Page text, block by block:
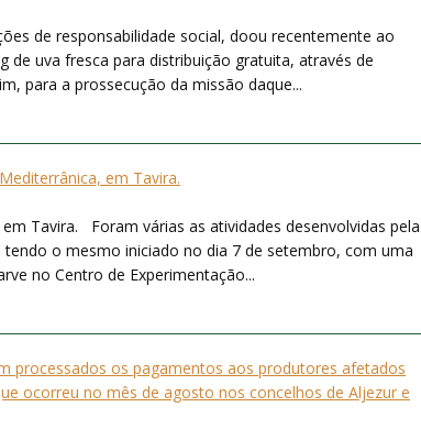
de responsabilidade social, doou recentemente ao
de uva fresca para distribuição gratuita, através de
para a prossecução da missão daque...
em Tavira.
em Tavira. Foram várias as atividades desenvolvidas pela
o mesmo iniciado no dia 7 de setembro, com uma
no Centro de Experimentação...
processados os pagamentos aos produtores afetados
ocorreu no mês de agosto nos concelhos de Aljezur e